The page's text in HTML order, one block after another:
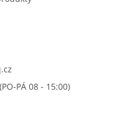
PÁ 08 - 15:00)